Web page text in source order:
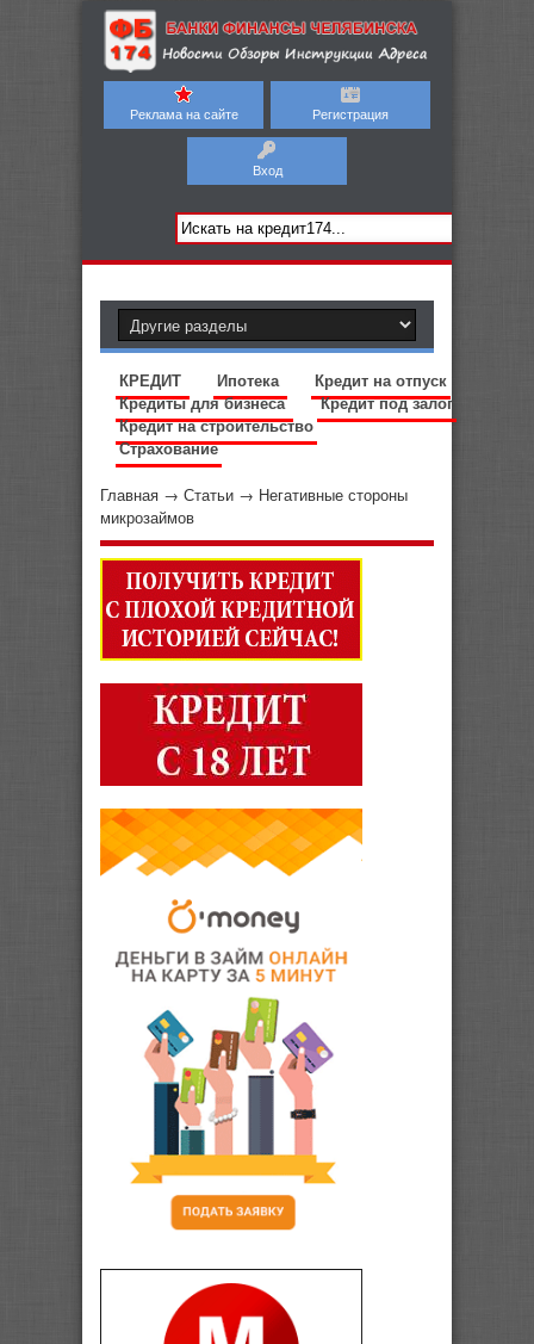
Реклама на сайте Регистрация
Вход
КРЕДИТ Ипотека
Кредит на отпуск
Кредиты для бизнеса
Кредит под залог
Кредит на строительство
Страхование
Главная → Статьи → Негативные стороны
микрозаймов